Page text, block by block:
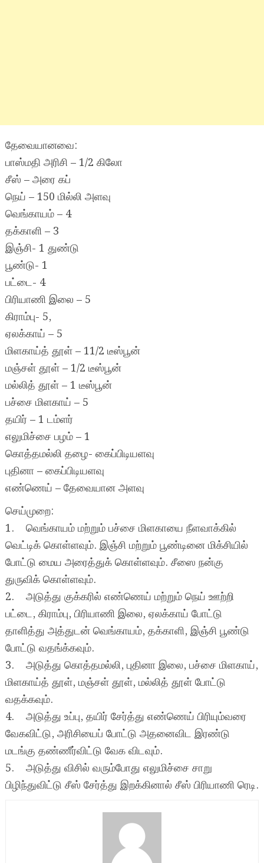
தேவையானவை:
பாஸ்மதி அரிசி – 1/2 கிலோ
சீஸ் – அரை கப்
நெய் – 150 மில்லி அளவு
வெங்காயம் – 4
தக்காளி – 3
இஞ்சி- 1 துண்டு
பூண்டு- 1
பட்டை- 4
பிரியாணி இலை – 5
கிராம்பு- 5,
ஏலக்காய் – 5
மிளகாய்த் தூள் – 11/2 டீஸ்பூன்
மஞ்சள் தூள் – 1/2 டீஸ்பூன்
மல்லித் தூள் – 1 டீஸ்பூன்
பச்சை மிளகாய் – 5
தயிர் – 1 டம்ளர்
எலுமிச்சை பழம் – 1
கொத்தமல்லி தழை- கைப்பிடியளவு
புதினா – கைப்பிடியளவு
எண்ணெய் – தேவையான அளவு
செய்முறை:
1. வெங்காயம் மற்றும் பச்சை மிளகாயை நீளவாக்கில்
வெட்டிக் கொள்ளவும். இஞ்சி மற்றும் பூண்டினை மிக்சியில்
போட்டு மைய அரைத்துக் கொள்ளவும். சீஸை நன்கு
துருவிக் கொள்ளவும்.
2. அடுத்து குக்கரில் எண்ணெய் மற்றும் நெய் ஊற்றி
பட்டை, கிராம்பு, பிரியாணி இலை, ஏலக்காய் போட்டு
தாளித்து அத்துடன் வெங்காயம், தக்காளி, இஞ்சி பூண்டு
போட்டு வதங்க்கவும்.
3. அடுத்து கொத்தமல்லி, புதினா இலை, பச்சை மிளகாய்,
மிளகாய்த் தூள், மஞ்சள் தூள், மல்லித் தூள் போட்டு
வதக்கவும்.
4. அடுத்து உப்பு, தயிர் சேர்த்து எண்ணெய் பிரியும்வரை
வேகவிட்டு, அரிசியைப் போட்டு அதனைவிட இரண்டு
மடங்கு தண்ணீர்விட்டு வேக விடவும்.
5. அடுத்து விசில் வரும்போது எலுமிச்சை சாறு
பிழிந்துவிட்டு சீஸ் சேர்த்து இறக்கினால் சீஸ் பிரியாணி ரெடி.